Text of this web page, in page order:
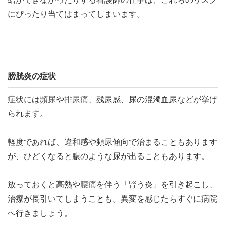
にぴったり当てはまってしまいます。
膀胱炎の症状
症状には頻尿や排尿痛 、残尿感、尿の混濁血尿などが挙げ
られます。
軽度であれば、違和感や頻尿傾向で治まることもあります
が、ひどくなると膿のような尿が出ることもあります。
放っておくと高熱や腰痛を伴う「腎う炎」を引き起こし、
治療が長引いてしまうことも。異変を感じたらすぐに病院
へ行きましょう。